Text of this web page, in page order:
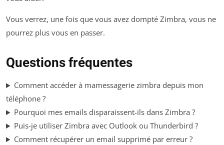
Vous verrez, une fois que vous avez dompté Zimbra, vous ne
pourrez plus vous en passer.
Questions fréquentes
Comment accéder à mamessagerie zimbra depuis mon
téléphone ?
Pourquoi mes emails disparaissent-ils dans Zimbra ?
Puis-je utiliser Zimbra avec Outlook ou Thunderbird ?
Comment récupérer un email supprimé par erreur ?